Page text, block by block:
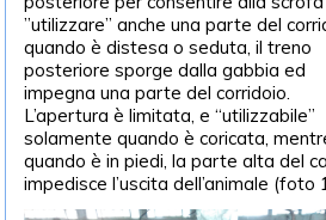
”utilizzare” anche una parte del
quando è distesa o seduta, il treno
posteriore sporge dalla gabbia ed
impegna una parte del corridoio.
L’apertura è limitata, e “utilizzabile”
solamente quando è coricata,
quando è in piedi, la parte alta del
impedisce l’uscita dell’animale (foto